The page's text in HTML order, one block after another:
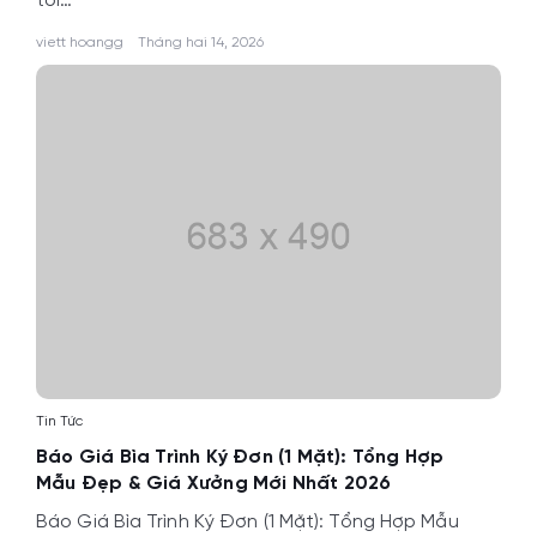
viett hoangg Tháng hai 14, 2026
Tin Tức
Báo Giá Bìa Trình Ký Đơn (1 Mặt): Tổng Hợp
Mẫu Đẹp & Giá Xưởng Mới Nhất 2026
Báo Giá Bìa Trình Ký Đơn (1 Mặt): Tổng Hợp Mẫu